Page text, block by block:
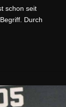
schon seit
Durch